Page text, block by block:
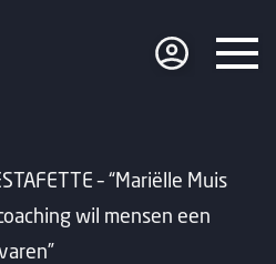
– “Mariëlle Muis
wil mensen een